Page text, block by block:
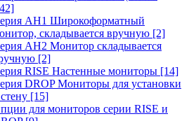
AH1 Широкоформатный
складывается вручную [2]
AH2 Монитор складывается
[2]
RISE Настенные мониторы [14]
DROP Мониторы для установки
[15]
для мониторов серии RISE и